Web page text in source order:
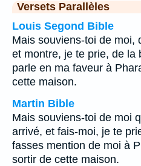
Versets Parallèles
Louis Segond Bible
Mais souviens-toi de moi,
et montre, je te prie, de la
parle en ma faveur à
cette maison.
Martin Bible
Mais souviens-toi de moi
arrivé, et fais-moi, je te
fasses mention de moi à
sortir de cette maison.